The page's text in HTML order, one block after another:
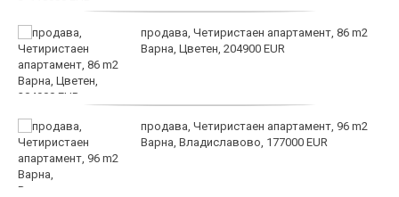
продава, Четиристаен апартамент, 86 m2
Варна, Цветен, 204900 EUR
продава, Четиристаен апартамент, 96 m2
Варна, Владиславово, 177000 EUR